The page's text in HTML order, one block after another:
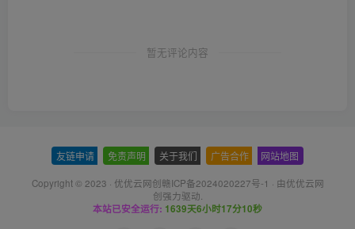
暂无评论内容
友链申请 免责声明 关于我们 广告合作 网站地图
Copyright © 2023 · 优优云网创赣ICP备2024020227号-1 · 由优优云网
创强力驱动.
本站已安全运行: 1639天6小时17分11秒